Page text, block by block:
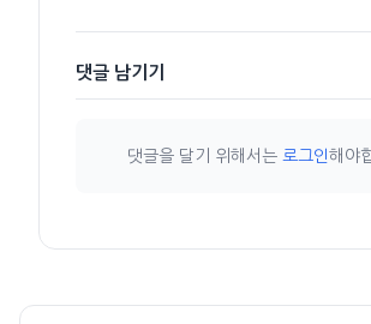
댓글 남기기
댓글을 달기 위해서는 로그인해야